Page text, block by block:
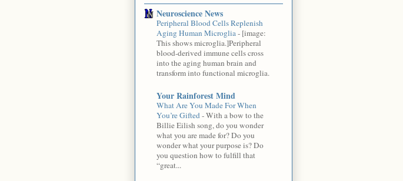
Neuroscience News
Peripheral Blood Cells Replenish
Aging Human Microglia- [image:
This shows microglia.]Peripheral
blood-derived immune cells cross
into the aging human brain and
transform into functional microglia.
Your Rainforest Mind
What Are You Made For When
You’re Gifted-With a bow to the
Billie Eilish song, do you wonder
what you are made for? Do you
wonder what your purpose is? Do
you question how to fulfill that
“great...